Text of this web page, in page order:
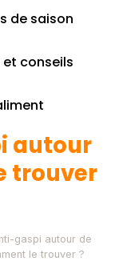
de saison
conseils
autour
trouver
gaspi autour de
le trouver ?